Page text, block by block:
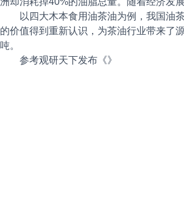
以四大木本食用油茶油为例，我国油
的价值得到重新认识，为茶油行业带来了
吨。
参考观研天下发布《》